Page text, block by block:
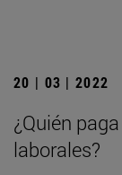
20 | 03 | 2022
¿Quién
laborales?